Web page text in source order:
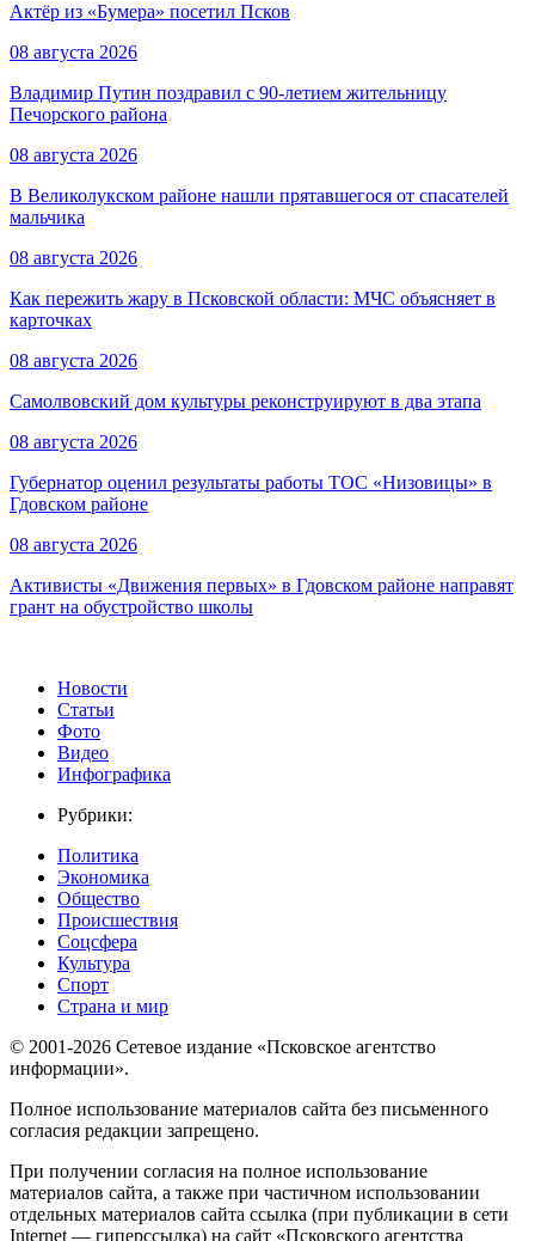
Актёр из «Бумера» посетил Псков
08 августа 2026
Владимир Путин поздравил с 90-летием жительницу
Печорского района
08 августа 2026
В Великолукском районе нашли прятавшегося от спасателей
мальчика
08 августа 2026
Как пережить жару в Псковской области: МЧС объясняет в
карточках
08 августа 2026
Самолвовский дом культуры реконструируют в два этапа
08 августа 2026
Губернатор оценил результаты работы ТОС «Низовицы» в
Гдовском районе
08 августа 2026
Активисты «Движения первых» в Гдовском районе направят
грант на обустройство школы
Новости
Статьи
Фото
Видео
Инфографика
Рубрики:
Политика
Экономика
Общество
Происшествия
Соцсфера
Культура
Спорт
Страна и мир
© 2001-2026 Сетевое издание «Псковское агентство
информации».
Полное использование материалов сайта без письменного
согласия редакции запрещено.
При получении согласия на полное использование
материалов сайта, а также при частичном использовании
отдельных материалов сайта ссылка (при публикации в сети
Internet — гиперссылка) на сайт «Псковского агентства